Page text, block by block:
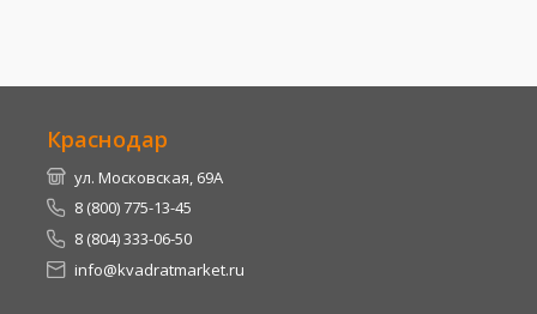
Краснодар
ул. Московская, 69А
8 (800) 775-13-45
8 (804) 333-06-50
info@kvadratmarket.ru